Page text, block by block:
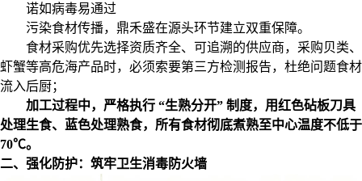
诺如病毒易通过
污染食材传播，鼎禾盛在源头环节建立双重保障。
食材采购优先选择资质齐全、可追溯的供应商，采购贝类、
虾蟹等高危海产品时，必须索要第三方检测报告，杜绝问题食材
流入后厨；
加工过程中，严格执行 “生熟分开” 制度，用红色砧板刀具
处理生食、蓝色处理熟食，所有食材彻底煮熟至中心温度不低于
70℃。
二、强化防护：筑牢卫生消毒防火墙